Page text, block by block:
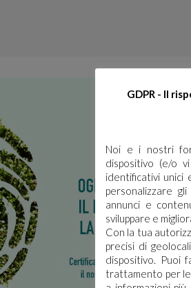
GDPR - Il
Noi e i nostri
dispositivo (e/o
identificativi unici
personalizzare
annunci e
sviluppare e
Con la tua
precisi di
dispositivo. Puoi
trattamento per